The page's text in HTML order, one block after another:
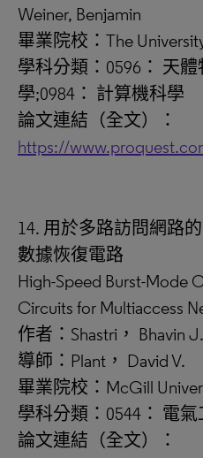
Weiner, Benjamin
畢業院校：The
學科分類：0596： 天
學;0984： 計算機科學
論文連結（全文）：
https://
14. 用於多路訪問網路
數據恢復電路
High-Speed Burst-Mode
Circuits for Multiaccess
作者：Shastri， Bhavin J.
導師：Plant， David V.
畢業院校：McGill
學科分類：0544： 電
論文連結（全文）：